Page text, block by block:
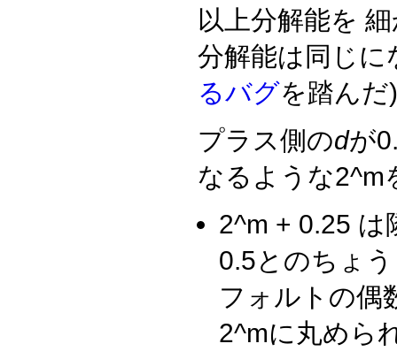
以上分解能を
分解能は同じに
るバグを踏んだ)
プラス側のdが
なるような2^m
2^m + 0.25 は
0.5とのちょ
フォルトの偶
2^mに丸めら